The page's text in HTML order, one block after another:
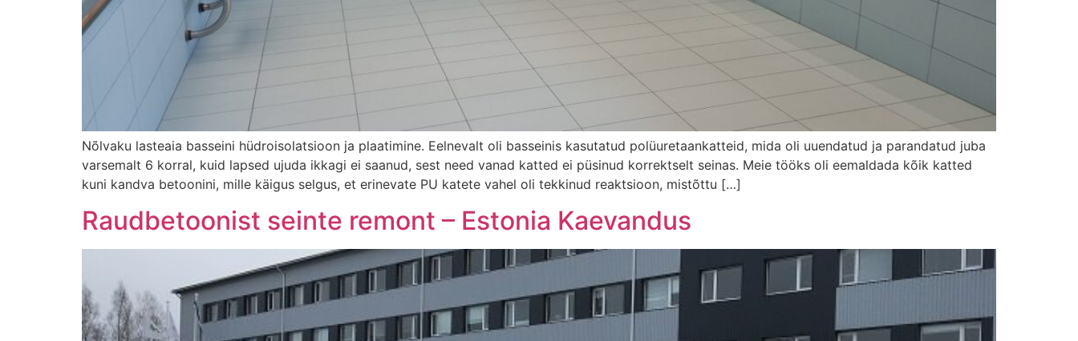
Nõlvaku lasteaia basseini hüdroisolatsioon ja plaatimine. Eelnevalt oli basseinis kasutatud polüuretaankatteid, mida oli uuendatud ja parandatud juba
varsemalt 6 korral, kuid lapsed ujuda ikkagi ei saanud, sest need vanad katted ei püsinud korrektselt seinas. Meie tööks oli eemaldada kõik katted
kuni kandva betoonini, mille käigus selgus, et erinevate PU katete vahel oli tekkinud reaktsioon, mistõttu […]
Raudbetoonist seinte remont – Estonia Kaevandus